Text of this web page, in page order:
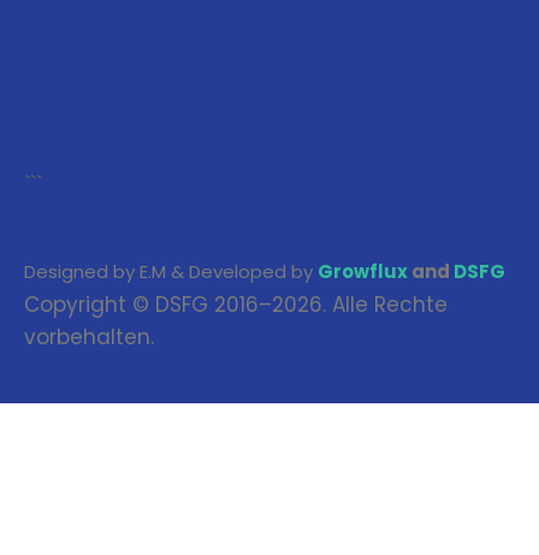
```
Designed by E.M & Developed by Growfluxand DSFG
Copyright © DSFG 2016–2026. Alle Rechte
vorbehalten.